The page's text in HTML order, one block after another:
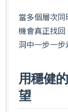
當多個層次
機會真正找
洞中一步一步
用穩健
望